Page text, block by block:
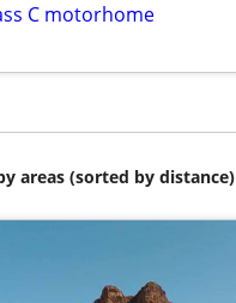
C motorhome
areas (sorted by distance)